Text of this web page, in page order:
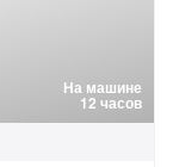
На машине
12 часов